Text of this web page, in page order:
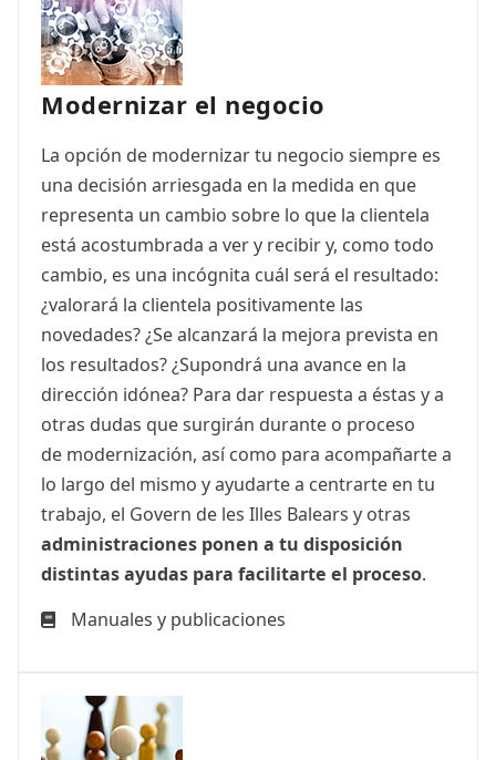
Modernizar el negocio
La opción de modernizar tu negocio siempre es
una decisión arriesgada en la medida en que
representa un cambio sobre lo que la clientela
está acostumbrada a ver y recibir y, como todo
cambio, es una incógnita cuál será el resultado:
¿valorará la clientela positivamente las
novedades? ¿Se alcanzará la mejora prevista en
los resultados? ¿Supondrá una avance en la
dirección idónea? Para dar respuesta a éstas y a
otras dudas que surgirán durante o proceso
de modernización, así como para acompañarte a
lo largo del mismo y ayudarte a centrarte en tu
trabajo, el Govern de les Illes Balears y otras
administraciones ponen a tu disposición
distintas ayudas para facilitarte el proceso.
Manuales y publicaciones